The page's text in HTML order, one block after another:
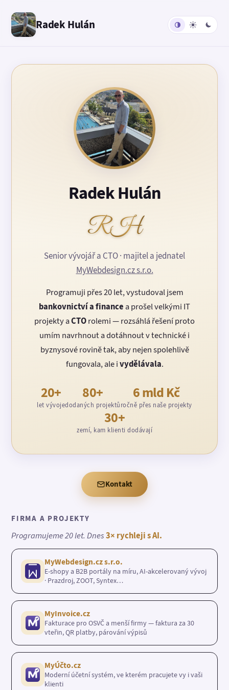
Radek Hulán
Radek Hulán
RH
Senior vývojář a CTO · majitel a jednatel
MyWebdesign.cz s.r.o.
Programuji přes 20 let, vystudoval jsem
bankovnictví a finance a prošel velkými IT
projekty aCTOrolemi — rozsáhlá řešení proto
umím navrhnout a dotáhnout v technické i
byznysové rovině tak, aby nejen spolehlivě
fungovala, ale ivydělávala.
20+
let vývoje
80+
dodaných projektů
6 mld Kč
ročně přes naše projekty
30+
zemí, kam klienti dodávají
Kontakt
FIRMA A PROJEKTY
Programujeme 20 let. Dnes3× rychleji s AI.
MyWebdesign.cz s.r.o.
E-shopy a B2B portály na míru, AI-akcelerovaný vývoj
· Prazdroj, ZOOT, Syntex…
MyInvoice.cz
Fakturace pro OSVČ a menší firmy — faktura za 30
vteřin, QR platby, párování výpisů
MyÚčto.cz
Moderní účetní systém, ve kterém pracujete vy i vaši
klienti